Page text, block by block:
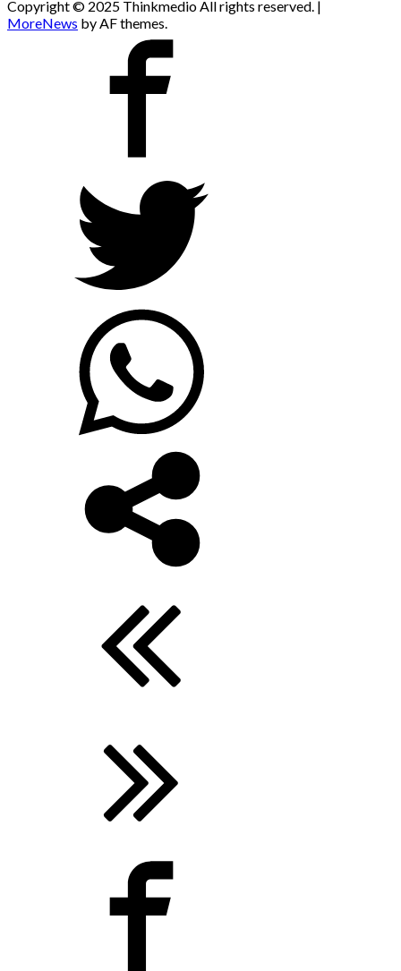
Copyright © 2025 Thinkmedio All rights reserved. |
MoreNews by AF themes.